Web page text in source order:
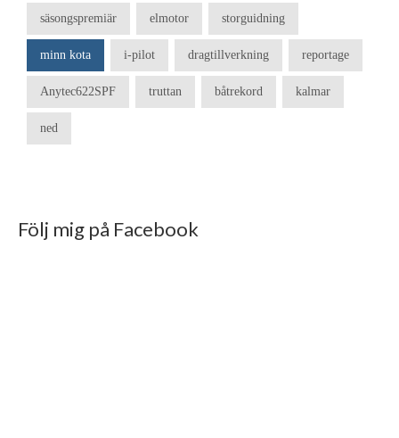
säsongspremiär elmotor storguidning
minn kota i-pilot dragtillverkning reportage
Anytec622SPF truttan båtrekord kalmar
ned
Följ mig på Facebook